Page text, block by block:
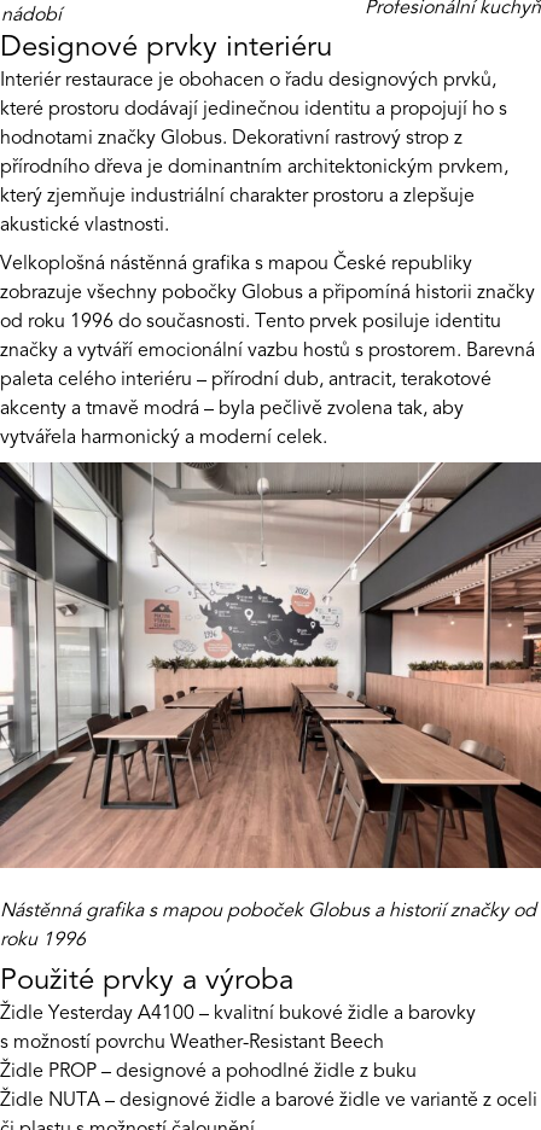
nádobí Profesionální
Designové prvky interiéru
Interiér restaurace je obohacen o řadu designových prvků,
které prostoru dodávají jedinečnou identitu a propojují ho s
hodnotami značky Globus. Dekorativní rastrový strop z
přírodního dřeva je dominantním architektonickým prvkem,
který zjemňuje industriální charakter prostoru a zlepšuje
akustické vlastnosti.
Velkoplošná nástěnná grafika s mapou České republiky
zobrazuje všechny pobočky Globus a připomíná historii značky
od roku 1996 do současnosti. Tento prvek posiluje identitu
značky a vytváří emocionální vazbu hostů s prostorem. Barevná
paleta celého interiéru – přírodní dub, antracit, terakotové
akcenty a tmavě modrá – byla pečlivě zvolena tak, aby
vytvářela harmonický a moderní celek.
Nástěnná grafika s mapou poboček Globus a historií značky od
roku 1996
Použité prvky a výroba
Židle Yesterday A4100 – kvalitní bukové židle a barovky
s možností povrchu Weather-Resistant Beech
Židle PROP – designové a pohodlné židle z buku
Židle NUTA – designové židle a barové židle ve variantě z oceli